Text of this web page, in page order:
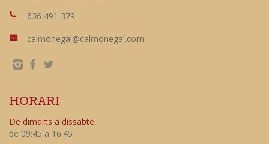
636 491 379
calmonegal@calmonegal.com
HORARI
De dimarts a dissabte:
de 09:45 a 16:45